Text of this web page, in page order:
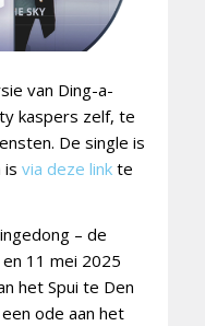
van Ding-a-
kaspers zelf, te
De single is
is via deze link te
– de
11 mei 2025
het Spui te Den
ode aan het